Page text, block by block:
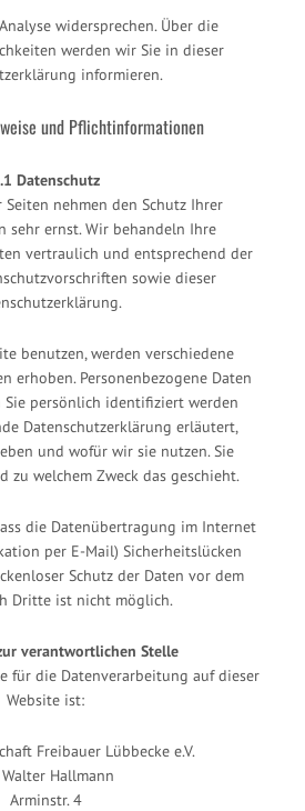
widersprechen. Über die
werden wir Sie in dieser
informieren.
und Pflichtinformationen
Datenschutz
Seiten nehmen den Schutz Ihrer
sehr ernst. Wir behandeln Ihre
vertraulich und entsprechend der
sowie dieser
benutzen, werden verschiedene
erhoben. Personenbezogene Daten
Sie persönlich identifiziert werden
Datenschutzerklärung erläutert,
und wofür wir sie nutzen. Sie
zu welchem Zweck das geschieht.
die Datenübertragung im Internet
per E-Mail) Sicherheitslücken
Schutz der Daten vor dem
Dritte ist nicht möglich.
verantwortlichen Stelle
für die Datenverarbeitung auf dieser
Website ist:
Freibauer Lübbecke e.V.
Hallmann
Arminstr. 4